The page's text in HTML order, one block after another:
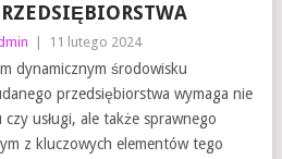
11 lutego 2024
dynamicznym środowisku
przedsiębiorstwa wymaga nie
usługi, ale także sprawnego
z kluczowych elementów tego